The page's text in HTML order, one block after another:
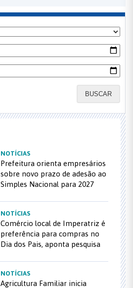
BUSCAR
NOTÍCIAS
Prefeitura orienta empresários
sobre novo prazo de adesão ao
Simples Nacional para 2027
NOTÍCIAS
Comércio local de Imperatriz é
preferência para compras no
Dia dos Pais, aponta pesquisa
NOTÍCIAS
Agricultura Familiar inicia